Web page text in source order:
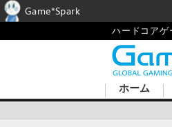
ハードコアゲ
ホーム
Game*Spark